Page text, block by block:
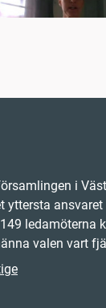
i
yttersta
ledamöterna
valen vart